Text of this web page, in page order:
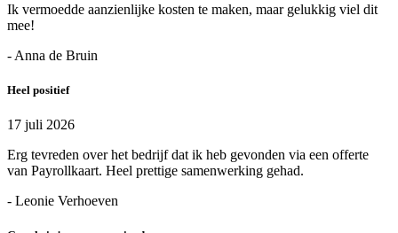
Ik vermoedde aanzienlijke kosten te maken, maar gelukkig viel dit
mee!
- Anna de Bruin
Heel positief
17 juli 2026
Erg tevreden over het bedrijf dat ik heb gevonden via een offerte
van Payrollkaart. Heel prettige samenwerking gehad.
- Leonie Verhoeven